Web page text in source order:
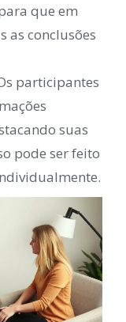
que em
as conclusões
participantes
suas
pode ser feito